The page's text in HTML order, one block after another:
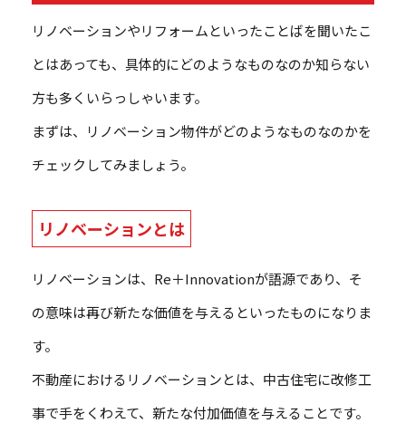
リノベーションやリフォームといったことばを聞いたこ
とはあっても、具体的にどのようなものなのか知らない
方も多くいらっしゃいます。
まずは、リノベーション物件がどのようなものなのかを
チェックしてみましょう。
リノベーションとは
リノベーションは、Re＋Innovationが語源であり、そ
の意味は再び新たな価値を与えるといったものになりま
す。
不動産におけるリノベーションとは、中古住宅に改修工
事で手をくわえて、新たな付加価値を与えることです。